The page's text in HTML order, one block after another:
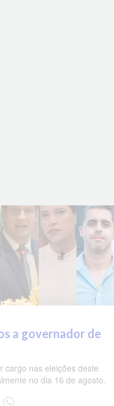
a governador de
cargo nas eleições deste
no dia 16 de agosto.